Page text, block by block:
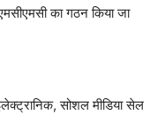
का गठन किया जा
सोशल मीडिया सेल